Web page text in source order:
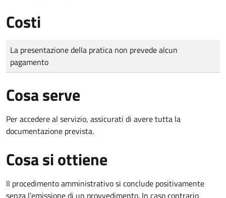
Costi
Tipo di pagamento
Importo
La presentazione della pratica non prevede alcun
pagamento
Cosa serve
Per accedere al servizio, assicurati di avere tutta la
documentazione prevista.
Cosa si ottiene
Il procedimento amministrativo si conclude positivamente
senza l’emissione di un provvedimento. In caso contrario